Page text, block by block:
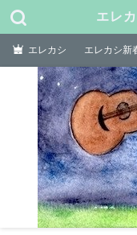
エレ
エレカシ エレカシ新